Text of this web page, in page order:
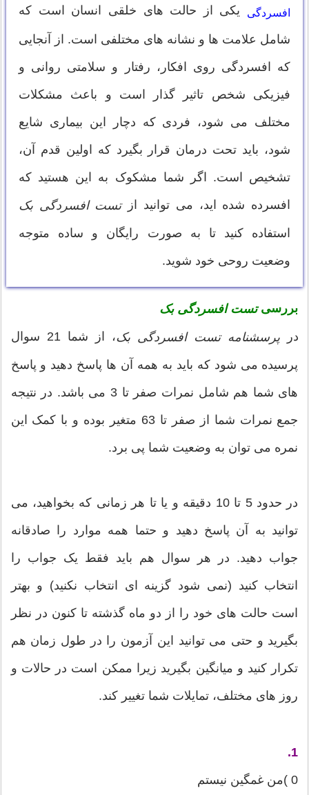
افسردگی یکی از حالت های خلقی انسان است که
شامل علامت ها و نشانه های مختلفی است. از آنجایی
که افسردگی روی افکار، رفتار و سلامتی روانی و
فیزیکی شخص تاثیر گذار است و باعث مشکلات
مختلف می شود، فردی که دچار این بیماری شایع
شود، باید تحت درمان قرار بگیرد که اولین قدم آن،
تشخیص است. اگر شما مشکوک به این هستید که
افسرده شده اید، می توانید ازتست افسردگی بک
استفاده کنید تا به صورت رایگان و ساده متوجه
وضعیت روحی خود شوید.
بررسیتست افسردگی بک
درپرسشنامه تست افسردگی بک ، از شما 21 سوال
پرسیده می شود که باید به همه آن ها پاسخ دهید و پاسخ
های شما هم شامل نمرات صفر تا 3 می باشد. در نتیجه
جمع نمرات شما از صفر تا 63 متغیر بوده و با کمک این
نمره می توان به وضعیت شما پی برد.
در حدود 5 تا 10 دقیقه و یا تا هر زمانی که بخواهید، می
توانید به آن پاسخ دهید و حتما همه موارد را صادقانه
جواب دهید. در هر سوال هم باید فقط یک جواب را
انتخاب کنید (نمی شود گزینه ای انتخاب نکنید) و بهتر
است حالت های خود را از دو ماه گذشته تا کنون در نظر
بگیرید و حتی می توانید این آزمون را در طول زمان هم
تکرار کنید و میانگین بگیرید زیرا ممکن است در حالات و
روز های مختلف، تمایلات شما تغییر کند.
1.
0 )من غمگین نیستم